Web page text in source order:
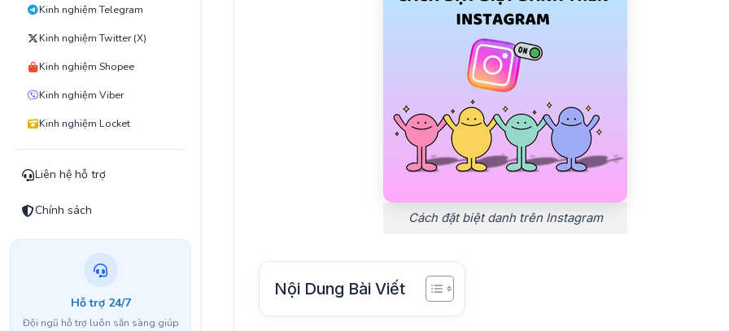
Kinh nghiệm Telegram
Kinh nghiệm Twitter (X)
Kinh nghiệm Shopee
Kinh nghiệm Viber
Kinh nghiệm Locket
Liên hệ hỗ trợ
Chính sách
Hỗ trợ 24/7
Đội ngũ hỗ trợ luôn sẵn sàng giúp
Cách đặt biệt danh trên Instagram
Nội Dung Bài Viết